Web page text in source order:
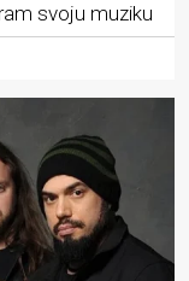
svoju muziku